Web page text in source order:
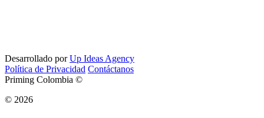
Desarrollado porUp Ideas Agency
Política de Privacidad Contáctanos
Priming Colombia ©
© 2026